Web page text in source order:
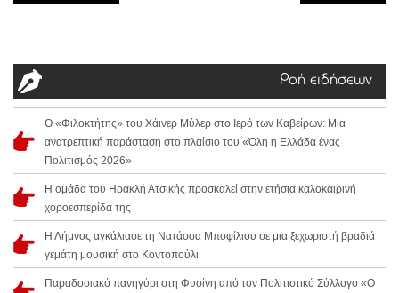
Ροή ειδήσεων
Ο «Φιλοκτήτης» του Χάινερ Μύλερ στο Ιερό των Καβείρων: Μια
ανατρεπτική παράσταση στο πλαίσιο του «Όλη η Ελλάδα ένας
Πολιτισμός 2026»
Η ομάδα του Ηρακλή Ατσικής προσκαλεί στην ετήσια καλοκαιρινή
χοροεσπερίδα της
Η Λήμνος αγκάλιασε τη Νατάσσα Μποφίλιου σε μια ξεχωριστή βραδιά
γεμάτη μουσική στο Κοντοπούλι
Παραδοσιακό πανηγύρι στη Φυσίνη από τον Πολιτιστικό Σύλλογο «Ο